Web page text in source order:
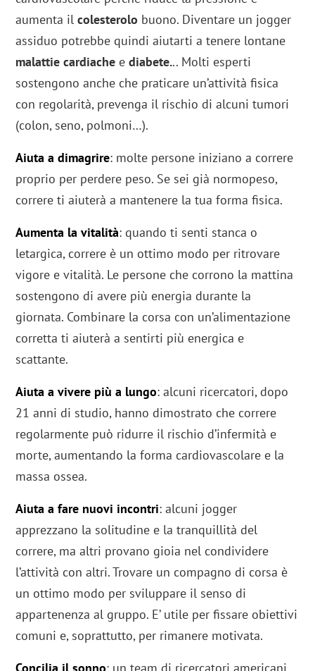
aumenta ilcolesterolo buono. Diventare un jogger
assiduo potrebbe quindi aiutarti a tenere lontane
malattie cardiache ediabete... Molti esperti
sostengono anche che praticare un’attività fisica
con regolarità, prevenga il rischio di alcuni tumori
(colon, seno, polmoni…).
Aiuta a dimagrire: molte persone iniziano a correre
proprio per perdere peso. Se sei già normopeso,
correre ti aiuterà a mantenere la tua forma fisica.
Aumenta la vitalità: quando ti senti stanca o
letargica, correre è un ottimo modo per ritrovare
vigore e vitalità. Le persone che corrono la mattina
sostengono di avere più energia durante la
giornata. Combinare la corsa con un’alimentazione
corretta ti aiuterà a sentirti più energica e
scattante.
Aiuta a vivere più a lungo: alcuni ricercatori, dopo
21 anni di studio, hanno dimostrato che correre
regolarmente può ridurre il rischio d’infermità e
morte, aumentando la forma cardiovascolare e la
massa ossea.
Aiuta a fare nuovi incontri: alcuni jogger
apprezzano la solitudine e la tranquillità del
correre, ma altri provano gioia nel condividere
l’attività con altri. Trovare un compagno di corsa è
un ottimo modo per sviluppare il senso di
appartenenza al gruppo. E’ utile per fissare obiettivi
comuni e, soprattutto, per rimanere motivata.